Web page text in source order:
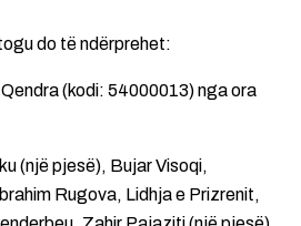
do të ndërprehet:
(kodi: 54000013) nga ora
(një pjesë), Bujar Visoqi,
Rugova, Lidhja e Prizrenit,